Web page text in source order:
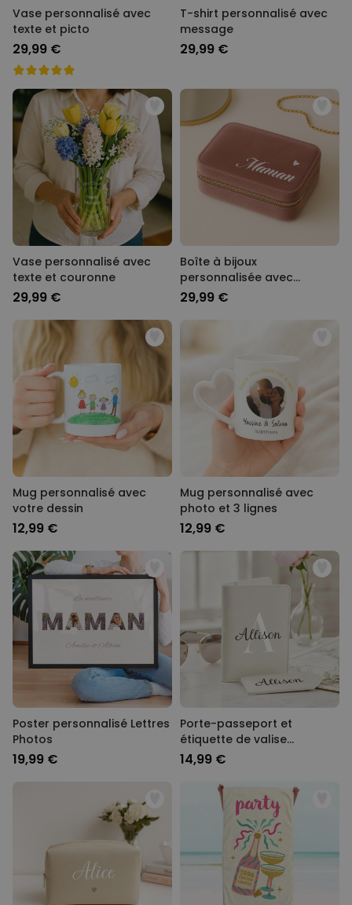
Vase personnalisé avec
texte et picto
29,99 €
T-shirt personnalisé avec
message
29,99 €
Vase personnalisé avec
texte et couronne
29,99 €
Boîte à bijoux
personnalisée avec
prénom
29,99 €
Mug personnalisé avec
votre dessin
12,99 €
Mug personnalisé avec
photo et 3 lignes
12,99 €
Poster personnalisé Lettres
Photos
19,99 €
Porte-passeport et
étiquette de valise
personnalisés avec
14,99 €